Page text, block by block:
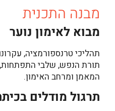
מבנה התכנית
מבוא לאימון נוער
תהליכי טרנספורמציה,
תורת הנפש, שלבי
המאמן ומרחב האימון.
תרגול מודלים